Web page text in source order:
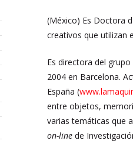
(México) Es Doctora
creativos que utilizan
Es directora del
2004 en Barcelona.
España (
entre objetos,
varias temáticas que
on-line de